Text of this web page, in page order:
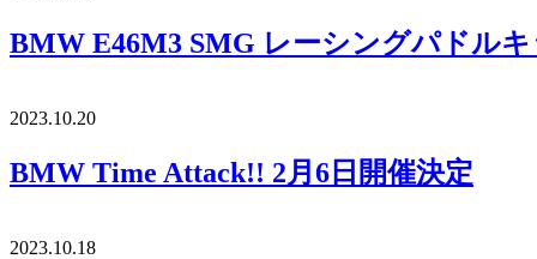
BMW E46M3 SMG レーシングパドルキ
2023.10.20
BMW Time Attack!! 2月6日開催決定
2023.10.18